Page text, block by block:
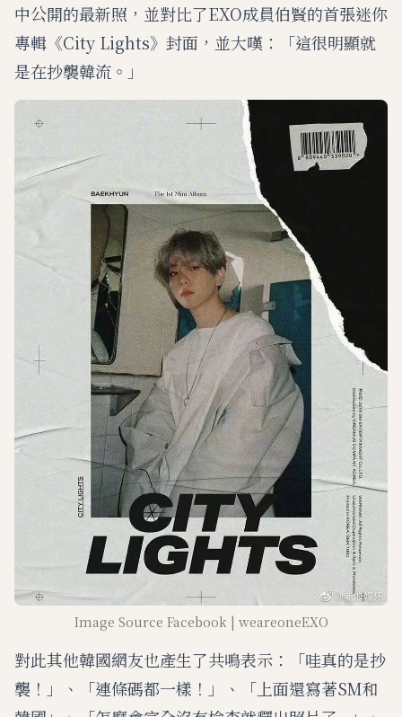
中公開的最新照，並對比了EXO成員伯賢的首張迷你
專輯《City Lights》封面，並大嘆：「這很明顯就
是在抄襲韓流。」
Image Source Facebook | weareoneEXO
對此其他韓國網友也產生了共鳴表示：「哇真的是抄
襲！」、「連條碼都一樣！」、「上面還寫著SM和